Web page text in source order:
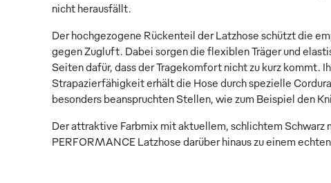
nicht herausfällt.
Der hochgezogene Rückenteil der Latzhose schützt die
gegen Zugluft. Dabei sorgen die flexiblen Träger und
Seiten dafür, dass der Tragekomfort nicht zu kurz kommt.
Strapazierfähigkeit erhält die Hose durch spezielle
besonders beanspruchten Stellen, wie zum Beispiel den
Der attraktive Farbmix mit aktuellem, schlichtem Schwarz
PERFORMANCE Latzhose darüber hinaus zu einem